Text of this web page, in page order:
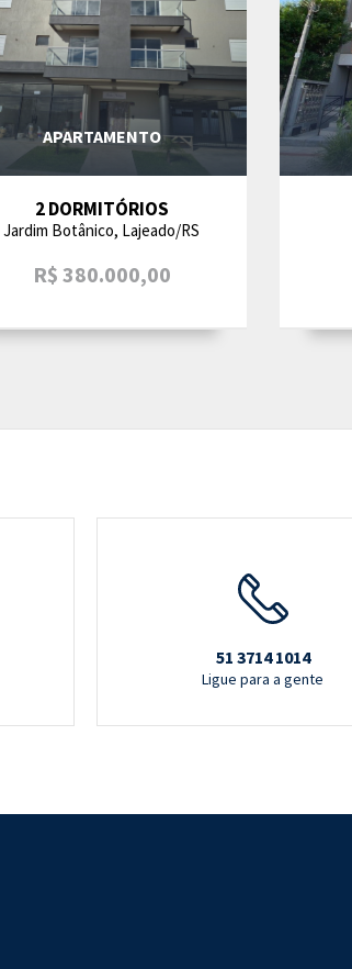
APARTAMENTO
2 DORMITÓRIOS
Jardim Botânico, Lajeado/RS
R$ 380.000,00
51 3714 1014
Ligue para a gente